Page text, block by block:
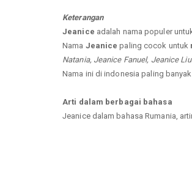
Keterangan
Jeanice adalah nama populer
Nama Jeanice paling cocok untuk
Natania, Jeanice Fanuel, Jeanice
Nama ini di indonesia paling
Arti dalam berbagai bahasa
Jeanice dalam bahasa Rumania,